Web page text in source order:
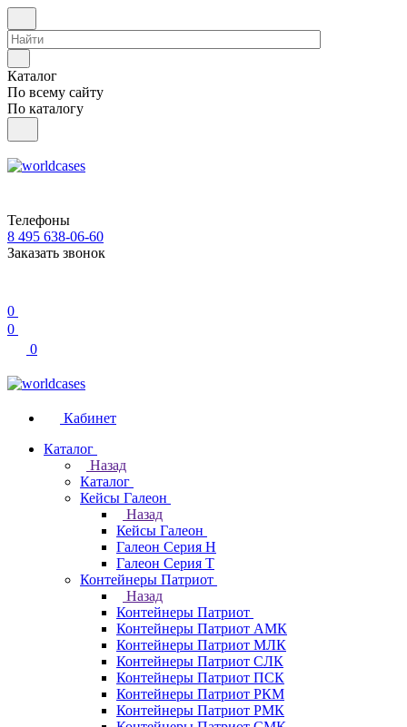
Каталог
По всему сайту
По каталогу
Телефоны
8 495 638-06-60
Заказать звонок
0
0
0
Кабинет
Каталог
Назад
Каталог
Кейсы Галеон
Назад
Кейсы Галеон
Галеон Серия Н
Галеон Серия Т
Контейнеры Патриот
Назад
Контейнеры Патриот
Контейнеры Патриот АМК
Контейнеры Патриот МЛК
Контейнеры Патриот CЛК
Контейнеры Патриот ПСК
Контейнеры Патриот РКМ
Контейнеры Патриот РМК